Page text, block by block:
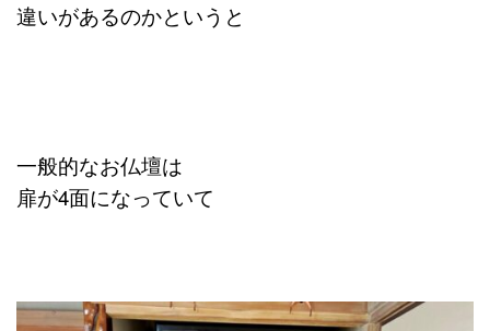
違いがあるのかというと
一般的なお仏壇は
扉が4面になっていて